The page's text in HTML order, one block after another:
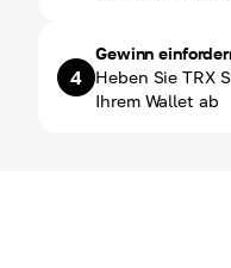
4
Gewinn
Heben Sie TRX
Ihrem Wallet ab